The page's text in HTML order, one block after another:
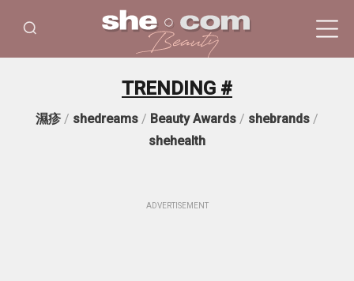
TRENDING #
濕疹 / shedreams / Beauty Awards / shebrands /
shehealth
ADVERTISEMENT